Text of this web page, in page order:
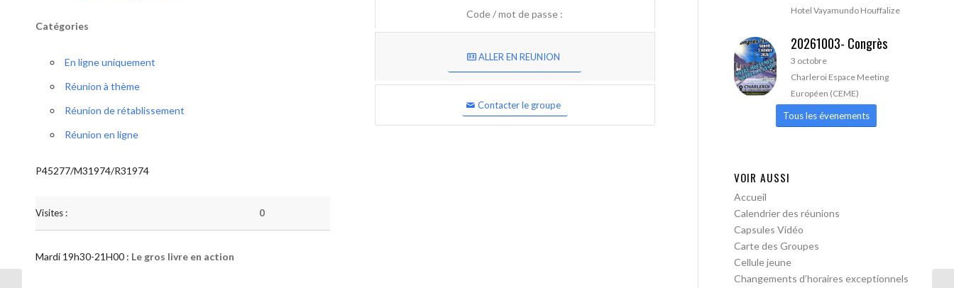
Catégories
En ligne uniquement
Réunion à thème
Réunion de rétablissement
Réunion en ligne
P45277/M31974/R31974
Visites : 0
Code / mot de passe :
ALLER EN REUNION
Contacter le groupe
Mardi 19h30-21H00 : Le gros livre en action
Hotel Vayamundo Houffalize
20261003- Congrès
3 octobre
Charleroi Espace Meeting
Européen (CEME)
Tous les évenements
VOIR AUSSI
Accueil
Calendrier des réunions
Capsules Vidéo
Carte des Groupes
Cellule jeune
Changements d’horaires exceptionnels